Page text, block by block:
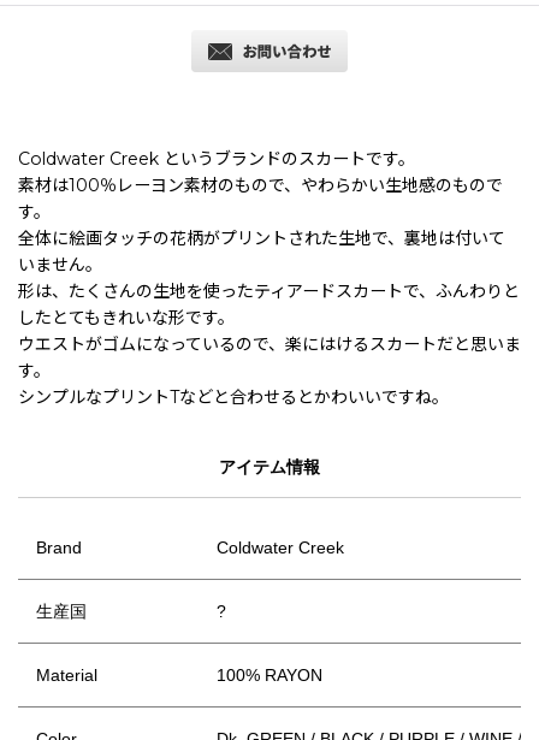
Coldwater Creek というブランドのスカートです。
素材は100％レーヨン素材のもので、やわらかい生地感のもので
す。
全体に絵画タッチの花柄がプリントされた生地で、裏地は付いて
いません。
形は、たくさんの生地を使ったティアードスカートで、ふんわりと
したとてもきれいな形です。
ウエストがゴムになっているので、楽にはけるスカートだと思いま
す。
シンプルなプリントTなどと合わせるとかわいいですね。
アイテム情報
Brand Coldwater Creek
生産国 ?
Material 100% RAYON